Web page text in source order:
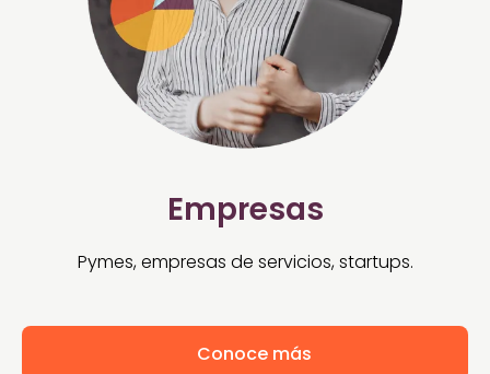
Empresas
Pymes, empresas de servicios, startups.
Conoce más